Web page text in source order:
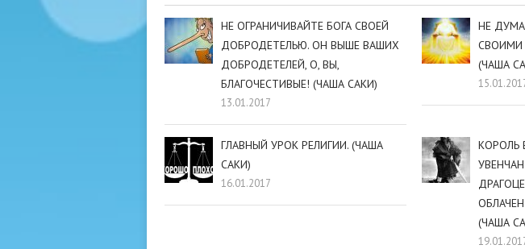
НЕ ОГРАНИЧИВАЙТЕ БОГА СВОЕЙ
ДОБРОДЕТЕЛЬЮ. ОН ВЫШЕ ВАШИХ
ДОБРОДЕТЕЛЕЙ, О, ВЫ,
БЛАГОЧЕСТИВЫЕ! (ЧАША САКИ)
13.01.2017
НЕ
СВОИМИ
(ЧАША
ГЛАВНЫЙ УРОК РЕЛИГИИ. (ЧАША
САКИ)
16.01.2017
КОРОЛЬ
(ЧАША